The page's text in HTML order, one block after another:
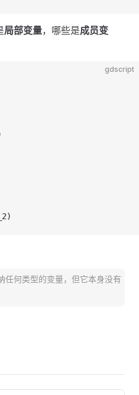
局部变量，哪些是成员变
gdscript
任何类型的变量，但它本身没有